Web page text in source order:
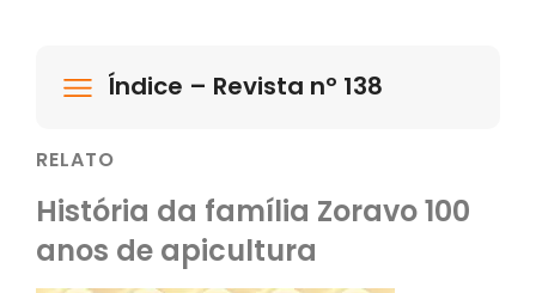
Índice – Revista nº 138
RELATO
História da família Zoravo 100
anos de apicultura